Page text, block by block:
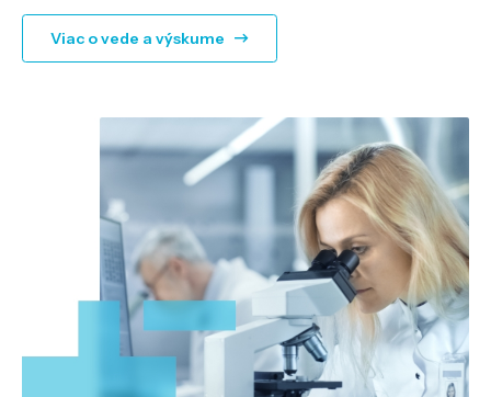
Viac o vede a výskume